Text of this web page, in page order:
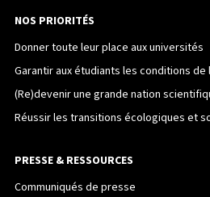
NOS PRIORITÉS
Donner toute leur place aux universités
Garantir aux étudiants les conditions
(Re)devenir une grande nation
Réussir les transitions écologiques et
PRESSE & RESSOURCES
Communiqués de presse